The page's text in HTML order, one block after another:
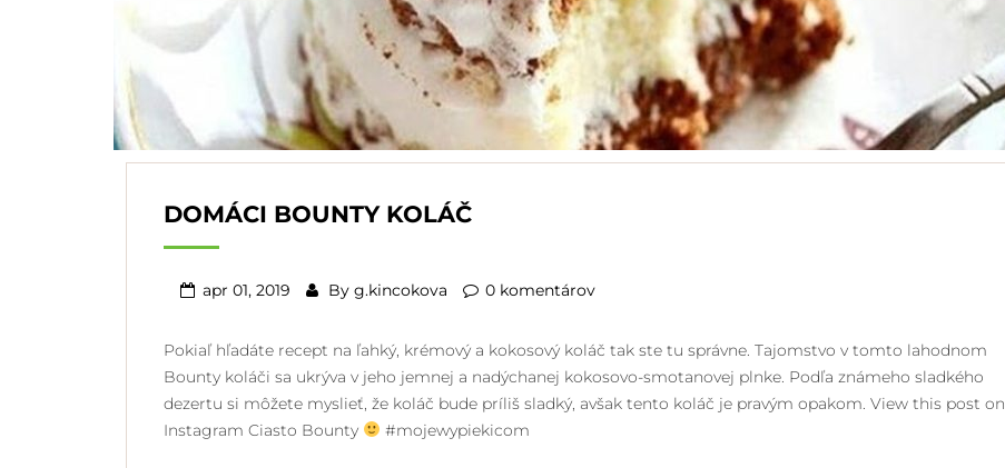
DOMÁCI BOUNTY KOLÁČ
apr 01, 2019 By g.kincokova 0 komentárov
Pokiaľ hľadáte recept na ľahký, krémový a kokosový koláč tak ste tu správne. Tajomstvo v tomto lahodnom
Bounty koláči sa ukrýva v jeho jemnej a nadýchanej kokosovo-smotanovej plnke. Podľa známeho sladkého
dezertu si môžete myslieť, že koláč bude príliš sladký, avšak tento koláč je pravým opakom. View this post on
Instagram Ciasto Bounty
#mojewypiekicom